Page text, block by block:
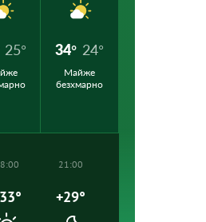
25° 34° 24°
Майже
безхмарно
21:00
+29°